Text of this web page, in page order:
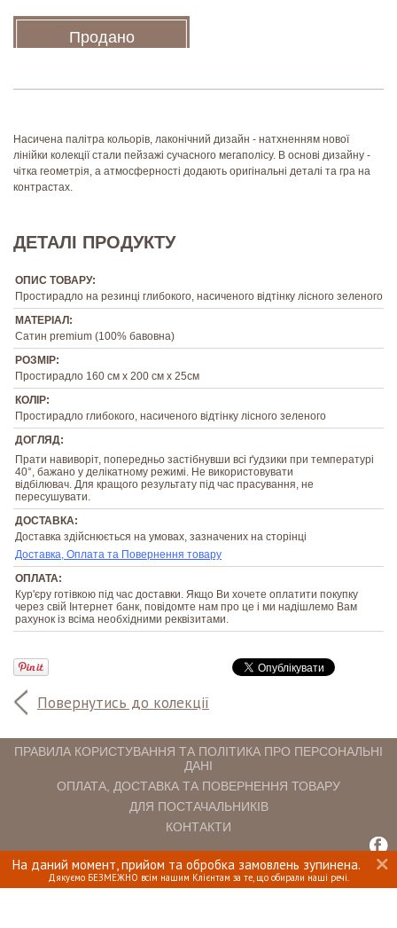
На даний момент, прийом та обробка замовлень зупинена.
Дякуємо БЕЗМЕЖНО всім нашим Клієнтам за те, що обирали наші речі.
Продано
Повернутись до колекції
Насичена палітра кольорів, лаконічний дизайн - натхненням нової
лінійки колекції стали пейзажі сучасного мегаполісу. В основі дизайну -
чітка геометрія, а атмосферності додають оригінальні деталі та гра на
контрастах.
ДЕТАЛІ ПРОДУКТУ
ОПИС ТОВАРУ:
Простирадло на резинці глибокого, насиченого відтінку лісного зеленого
МАТЕРІАЛ:
Сатин premium (100% бавовна)
РОЗМІР:
Простирадло 160 см х 200 см х 25см
КОЛІР:
Простирадло глибокого, насиченого відтінку лісного зеленого
ДОГЛЯД:
Прати навиворіт, попередньо застібнувши всі ґудзики при температурі
40°, бажано у делікатному режимі. Не використовувати
відбілювач. Для кращого результату під час прасування, не
пересушувати.
ДОСТАВКА:
Доставка здійснюється на умовах, зазначених на сторінці
Доставка, Оплата та Повернення товару
ОПЛАТА:
Кур'єру готівкою під час доставки. Якщо Ви хочете оплатити покупку
через свій Інтернет банк, повідомте нам про це і ми надішлемо Вам
рахунок із всіма необхідними реквізитами.
ПРАВИЛА КОРИСТУВАННЯ ТА ПОЛІТИКА ПРО ПЕРСОНАЛЬНІ
ДАНІ
ОПЛАТА, ДОСТАВКА ТА ПОВЕРНЕННЯ ТОВАРУ
ДЛЯ ПОСТАЧАЛЬНИКІВ
КОНТАКТИ
INTERIOMANIA © 2018. ВСІ ПРАВА ЗАХИЩЕНІ.